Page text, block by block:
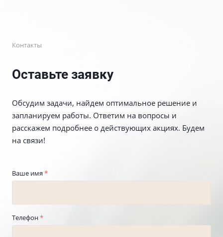
Контакты
Оставьте заявку
Обсудим задачи, найдем оптимальное решение и
запланируем работы. Ответим на вопросы и
расскажем подробнее о действующих акциях. Будем
на связи!
Ваше имя *
Телефон*